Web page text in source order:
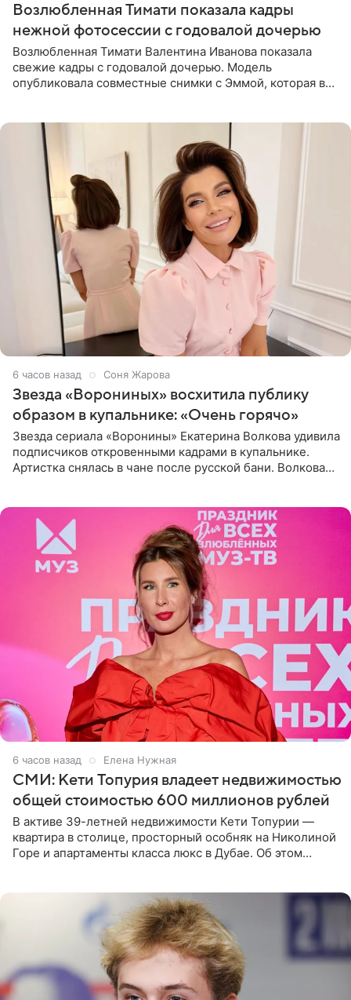
Возлюбленная Тимати показала кадры
нежной фотосессии с годовалой дочерью
Возлюбленная Тимати Валентина Иванова показала
свежие кадры с годовалой дочерью. Модель
опубликовала совместные снимки с Эммой, которая в
6 часов назад Соня Жарова
Звезда «Ворониных» восхитила публику
образом в купальнике: «Очень горячо»
Звезда сериала «Воронины» Екатерина Волкова удивила
подписчиков откровенными кадрами в купальнике.
Артистка снялась в чане после русской бани. Волкова
6 часов назад Елена Нужная
СМИ: Кети Топурия владеет недвижимостью
общей стоимостью 600 миллионов рублей
В активе 39-летней недвижимости Кети Топурии —
квартира в столице, просторный особняк на Николиной
Горе и апартаменты класса люкс в Дубае. Об этом